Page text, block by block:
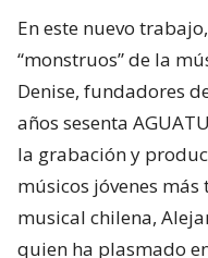
En este nuevo
“monstruos” de la
Denise, fundadores
años sesenta
la grabación y
músicos jóvenes más
musical chilena,
quien ha plasmado